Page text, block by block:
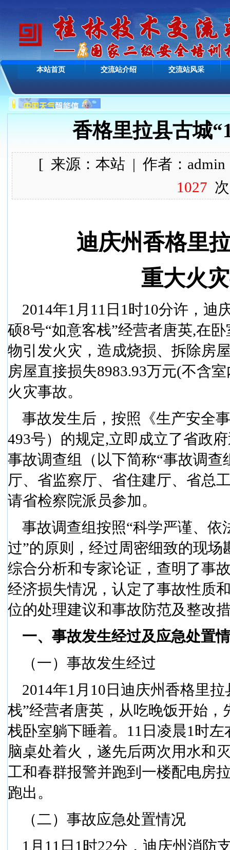
本站首页 交流站介绍 交流站风采
香格里拉县古城
[ 来源： 本站 | 作者： admin
1027
迪庆州香格里
重大火
2014年1 月 11 日 1 时10分许，迪
硕8号“如意客栈”经营者唐英,在卧
物引发火灾，造成烧损、拆除房
房屋直接损失8983.93万元(不含
火灾事故。
事故发生后，按照《生产安全
493号）的规定,立即成立了省政
事故调查组（以下简称“事故调
厅、省监察厅、省住建厅、省总
请省检察院派员参加。
事故调查组按照“科学严谨、依
过”的原则，经过周密细致的现
综合分析和专家论证，查明了事
经济损失情况，认定了事故性质
位的处理建议和事故防范及整改
一、事故发生经过及应急处置
（一）事故发生经过
2014年1 月 10 日 迪庆州香格里
栈”经营者唐英，从吃晚饭开始，
栈卧室躺下睡着。 11 日凌晨1 时左
脑桌处着火，遂先后两次用水和
工和春群报警并跑到一楼配电房
跑出。
（二）事故应急处置情况
1 月 11 日 1 时22分，迪庆州消防